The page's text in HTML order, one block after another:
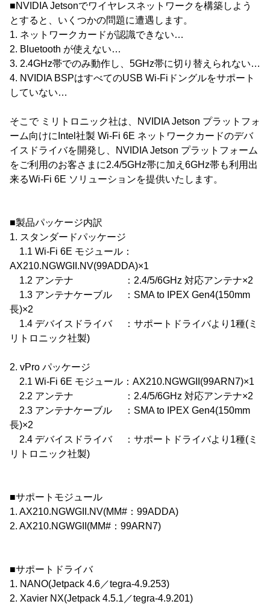
■NVIDIA Jetsonでワイヤレスネットワークを構築しよう
とすると、いくつかの問題に遭遇します。
1. ネットワークカードが認識できない…
2. Bluetooth が使えない…
3. 2.4GHz帯でのみ動作し、5GHz帯に切り替えられない…
4. NVIDIA BSPはすべてのUSB Wi-Fiドングルをサポート
していない…
そこで ミリトロニック社は、NVIDIA Jetson プラットフォ
ーム向けにIntel社製 Wi-Fi 6E ネットワークカードのデバ
イスドライバを開発し、NVIDIA Jetson プラットフォーム
をご利用のお客さまに2.4/5GHz帯に加え6GHz帯も利用出
来るWi-Fi 6E ソリューションを提供いたします。
■製品パッケージ内訳
1. スタンダードパッケージ
1.1 Wi-Fi 6E モジュール：
AX210.NGWGII.NV(99ADDA)×1
1.2 アンテナ ：2.4/5/6GHz 対応アンテナ×2
1.3 アンテナケーブル ：SMA to IPEX Gen4(150mm
長)×2
1.4 デバイスドライバ ：サポートドライバより1種(ミ
リトロニック社製)
2. vPro パッケージ
2.1 Wi-Fi 6E モジュール：AX210.NGWGII(99ARN7)×1
2.2 アンテナ ：2.4/5/6GHz 対応アンテナ×2
2.3 アンテナケーブル ：SMA to IPEX Gen4(150mm
長)×2
2.4 デバイスドライバ ：サポートドライバより1種(ミ
リトロニック社製)
■サポートモジュール
1. AX210.NGWGII.NV(MM#：99ADDA)
2. AX210.NGWGII(MM#：99ARN7)
■サポートドライバ
1. NANO(Jetpack 4.6／tegra-4.9.253)
2. Xavier NX(Jetpack 4.5.1／tegra-4.9.201)